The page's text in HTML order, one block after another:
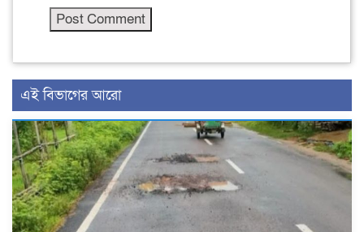
এই বিভাগের আরো